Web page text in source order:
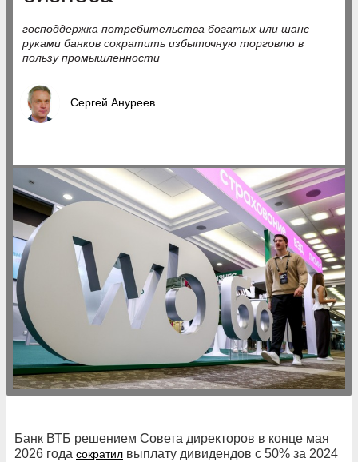
господдержка потребительства богатых или шанс
руками банков сократить избыточную торговлю в
пользу промышленности
Сергей Ануреев
Банк ВТБ решением Совета директоров в конце мая
2026 года сократил выплату дивидендов с 50% за 2024